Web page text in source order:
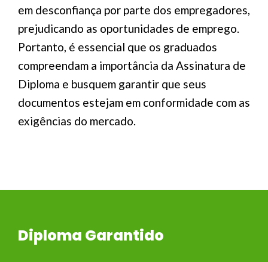
em desconfiança por parte dos empregadores,
prejudicando as oportunidades de emprego.
Portanto, é essencial que os graduados
compreendam a importância da Assinatura de
Diploma e busquem garantir que seus
documentos estejam em conformidade com as
exigências do mercado.
Diploma Garantido